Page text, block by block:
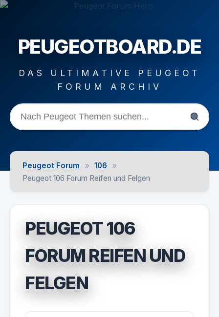
PEUGEOTBOARD.DE
DAS ULTIMATIVE PEUGEOT
FORUM ARCHIV
Peugeot Forum » 106 »
Peugeot 106 Forum Reifen und Felgen
PEUGEOT 106
FORUM REIFEN UND
FELGEN